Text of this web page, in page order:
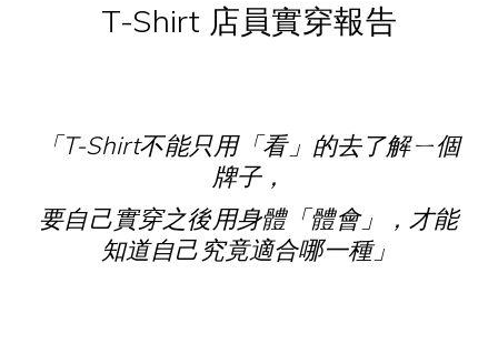
T-Shirt 店員實穿報告
「T-Shirt不能只用「看」的去了解ㄧ個
牌子，
要自己實穿之後用身體「體會」，才能
知道自己究竟適合哪一種」